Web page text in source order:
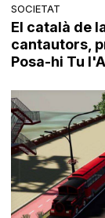
SOCIETAT
El català de
cantautors,
Posa-hi Tu